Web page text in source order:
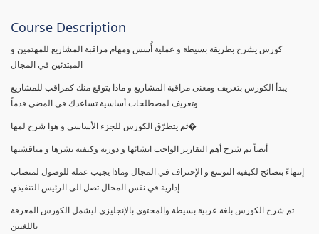
Course Description
كورس يشرح بطريقة بسيطة و عملية أُسس ومهام مراقبة المشاريع للمهتمين و
المبتدئين في المجال
يبدأ الكورس بتعريف ومعنى مراقبة المشاريع و ماذا يتوقع منك كمراقب للمشاريع
وتعريف لمصطلحات أساسية تساعدك في المضي قدماً
ثم يتطرّق الكورس للجزء الأساسي و هوا شرح لمها�
أيضاً تم شرح أهم التقارير الواجب انشائها و دورية وكيفية نشرها و مناقشتها
إنتهاءً بنصائح لكيفية التوسع و الإحتراف في المجال وماذا يجيب عمله للوصول لمنصاب
إدارية في نفس المجال تصل الى الرئيس التنفيذي
تم شرح الكورس بلغة عربية بسيطة والمحتوى بالإنجليزي ليشمل الكورس المعرفة
باللغتين